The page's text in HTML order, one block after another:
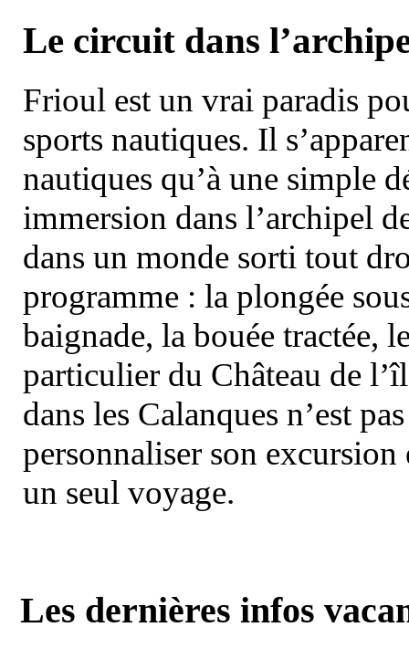
Le circuit dans
Frioul est un vrai paradis
sports nautiques. Il
nautiques qu’à une simple
immersion dans l’archipel
dans un monde sorti tout
programme : la plongée
baignade, la bouée tractée,
particulier du Château de
dans les Calanques n’est
personnaliser son
un seul voyage.
Les dernières infos